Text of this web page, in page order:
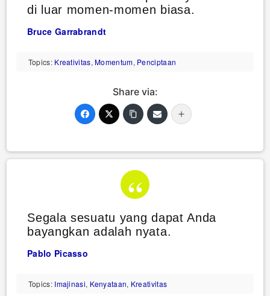
di luar momen-momen biasa.
Bruce Garrabrandt
Topics: Kreativitas,Momentum, Penciptaan
Share via:
Segala sesuatu yang dapat Anda
bayangkan adalah nyata.
Pablo Picasso
Topics: Imajinasi, Kenyataan, Kreativitas